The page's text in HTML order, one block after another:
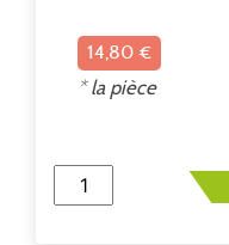
14,80 €
* la pièce